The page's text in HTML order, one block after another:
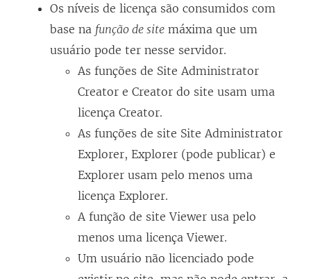
Os níveis de licença são consumidos com
base na função de site máxima que um
usuário pode ter nesse servidor.
As funções de Site Administrator
Creator e Creator do site usam uma
licença Creator.
As funções de site Site Administrator
Explorer, Explorer (pode publicar) e
Explorer usam pelo menos uma
licença Explorer.
A função de site Viewer usa pelo
menos uma licença Viewer.
Um usuário não licenciado pode